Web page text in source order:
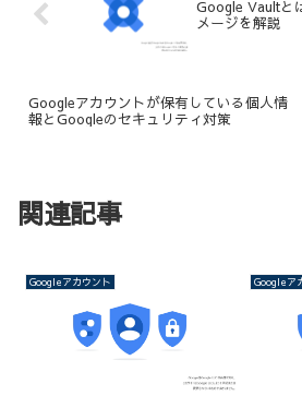
Google Vaultと
メージを解説
Googleアカウントが保有している個人情
報とGoogleのセキュリティ対策
関連記事
Googleアカウント Googleア